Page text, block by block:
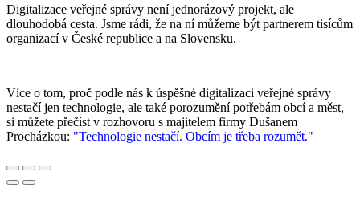
Digitalizace veřejné správy není jednorázový projekt, ale
dlouhodobá cesta. Jsme rádi, že na ní můžeme být partnerem tisícům
organizací v České republice a na Slovensku.
Více o tom, proč podle nás k úspěšné digitalizaci veřejné správy
nestačí jen technologie, ale také porozumění potřebám obcí a měst,
si můžete přečíst v rozhovoru s majitelem firmy Dušanem
Procházkou: "Technologie nestačí. Obcím je třeba rozumět."